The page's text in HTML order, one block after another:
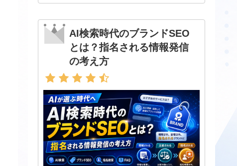
AI検索時代のブランドSEO
とは？指名される情報発信
の考え方